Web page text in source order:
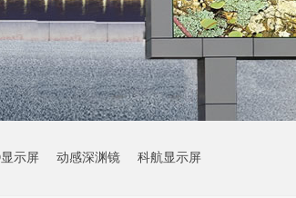
示屏 动感深渊镜 科航显示屏